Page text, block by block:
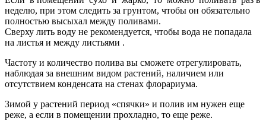
неделю, при этом следить за грунтом, чтобы он обязательно
полностью высыхал между поливами.
Сверху лить воду не рекомендуется, чтобы вода не попадала
на листья и между листьями .
Частоту и количество полива вы сможете отрегулировать,
наблюдая за внешним видом растений, наличием или
отсутствием конденсата на стенах флорариума.
Зимой у растений период «спячки» и полив им нужен еще
реже, а если в помещении прохладно, то еще реже.